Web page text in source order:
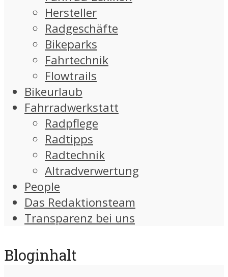
Hersteller
Radgeschäfte
Bikeparks
Fahrtechnik
Flowtrails
Bikeurlaub
Fahrradwerkstatt
Radpflege
Radtipps
Radtechnik
Altradverwertung
People
Das Redaktionsteam
Transparenz bei uns
Bloginhalt